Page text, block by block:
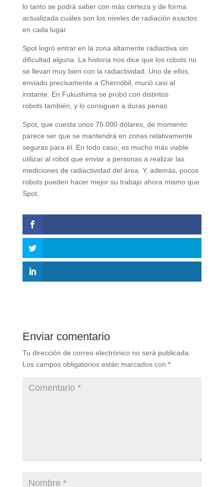
lo tanto se podrá saber con más certeza y de forma
actualizada cuáles son los niveles de radiación exactos
en cada lugar.
Spot logró entrar en la zona altamente radiactiva sin
dificultad alguna. La historia nos dice que los robots no
se llevan muy bien con la radiactividad. Uno de ellos,
enviado precisamente a Chernóbil, murió casi al
instante. En Fukushima se probó con distintos
robots también, y lo consiguen a duras penas.
Spot, que cuesta unos 75.000 dólares, de momento
parece ser que se mantendrá en zonas relativamente
seguras para él. En todo caso, es mucho más viable
utilizar al robot que enviar a personas a realizar las
mediciones de radiactividad del área. Y, además, pocos
robots pueden hacer mejor su trabajo ahora mismo que
Spot.
Enviar comentario
Tu dirección de correo electrónico no será publicada.
Los campos obligatorios están marcados con *